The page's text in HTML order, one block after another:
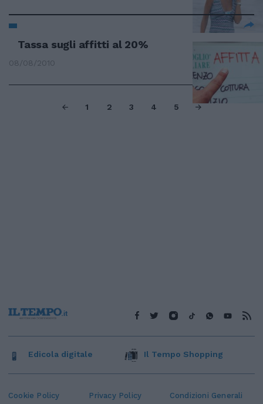
Tassa sugli affitti al 20%
08/08/2010
1 2 3 4 5
Cookie Policy Privacy Policy Condizioni Generali
Edicola digitale Il Tempo Shopping